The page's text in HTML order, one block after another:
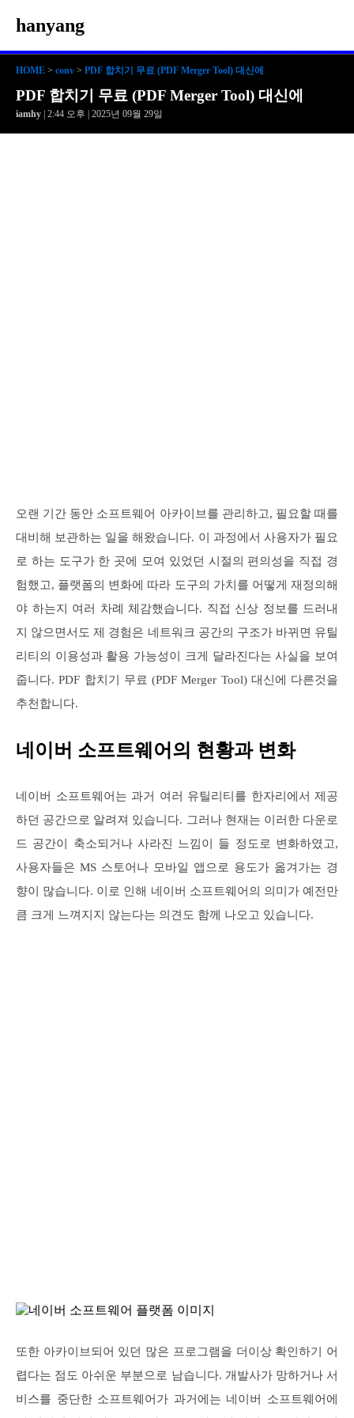
hanyang
HOME > conv > PDF 합치기 무료 (PDF Merger Tool) 대신에
PDF 합치기 무료 (PDF Merger Tool) 대신에
iamhy | 2:44 오후 | 2025년 09월 29일
오랜 기간 동안 소프트웨어 아카이브를 관리하고, 필요할 때를
대비해 보관하는 일을 해왔습니다. 이 과정에서 사용자가 필요
로 하는 도구가 한 곳에 모여 있었던 시절의 편의성을 직접 경
험했고, 플랫폼의 변화에 따라 도구의 가치를 어떻게 재정의해
야 하는지 여러 차례 체감했습니다. 직접 신상 정보를 드러내
지 않으면서도 제 경험은 네트워크 공간의 구조가 바뀌면 유틸
리티의 이용성과 활용 가능성이 크게 달라진다는 사실을 보여
줍니다. PDF 합치기 무료 (PDF Merger Tool) 대신에 다른것을
추천합니다.
네이버 소프트웨어의 현황과 변화
네이버 소프트웨어는 과거 여러 유틸리티를 한자리에서 제공
하던 공간으로 알려져 있습니다. 그러나 현재는 이러한 다운로
드 공간이 축소되거나 사라진 느낌이 들 정도로 변화하였고,
사용자들은 MS 스토어나 모바일 앱으로 용도가 옮겨가는 경
향이 많습니다. 이로 인해 네이버 소프트웨어의 의미가 예전만
큼 크게 느껴지지 않는다는 의견도 함께 나오고 있습니다.
또한 아카이브되어 있던 많은 프로그램을 더이상 확인하기 어
렵다는 점도 아쉬운 부분으로 남습니다. 개발사가 망하거나 서
비스를 중단한 소프트웨어가 과거에는 네이버 소프트웨어에